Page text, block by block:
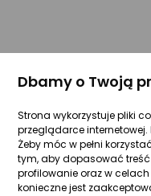
Dbamy o Twoją
Strona wykorzystuje pliki
przeglądarce internetowej.
Żeby móc w pełni
tym, aby dopasować
profilowanie oraz w
konieczne jest